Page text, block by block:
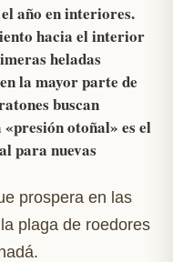
año en interiores.
hacia el interior
heladas
la mayor parte de
buscan
otoñal» es el
para nuevas
prospera en las
plaga de roedores